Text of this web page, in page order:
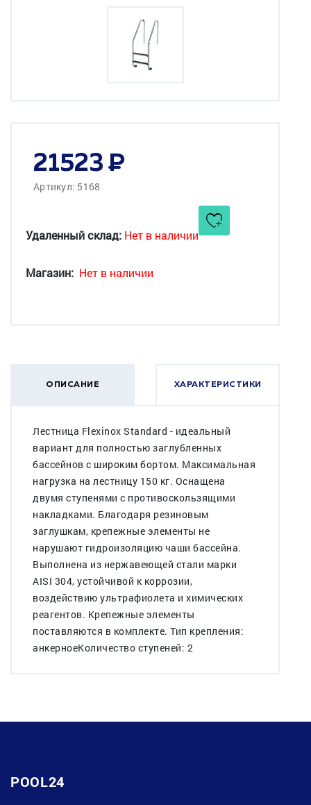
21523
Артикул: 5168
Удаленный склад: Нет в наличии
Магазин: Нет в наличии
ОПИСАНИЕ ХАРАКТЕРИСТИКИ
Лестница Flexinox Standard - идеальный
вариант для полностью заглубленных
бассейнов c широким бортом. Максимальная
нагрузка на лестницу 150 кг. Оснащена
двумя ступенями с противоскользящими
накладками. Благодаря резиновым
заглушкам, крепежные элементы не
нарушают гидроизоляцию чаши бассейна.
Выполнена из нержавеющей стали марки
AISI 304, устойчивой к коррозии,
воздействию ультрафиолета и химических
реагентов. Крепежные элементы
поставляются в комплекте. Тип крепления:
анкерноеКоличество ступеней: 2
POOL24